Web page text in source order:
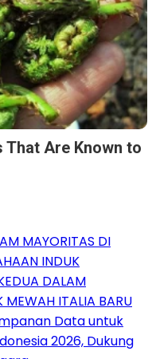
That Are Known to
MAYORITAS DI
INDUK
DALAM
MEWAH ITALIA BARU
Data untuk
2026, Dukung